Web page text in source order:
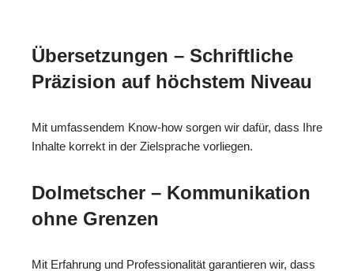
Übersetzungen – Schriftliche
Präzision auf höchstem Niveau
Mit umfassendem Know-how sorgen wir dafür, dass Ihre
Inhalte korrekt in der Zielsprache vorliegen.
Dolmetscher – Kommunikation
ohne Grenzen
Mit Erfahrung und Professionalität garantieren wir, dass